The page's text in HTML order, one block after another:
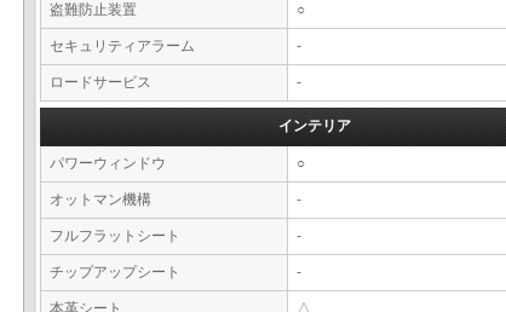
盗難防止装置 ○
セキュリティアラーム -
ロードサービス -
インテリア
パワーウィンドウ ○
オットマン機構 -
フルフラットシート -
チップアップシート -
本革シート △